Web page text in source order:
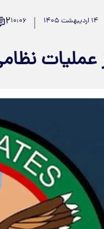
۱۴ اردیبهشت ۱۴۰۵ ۱۰:۰۶۲
عملیات